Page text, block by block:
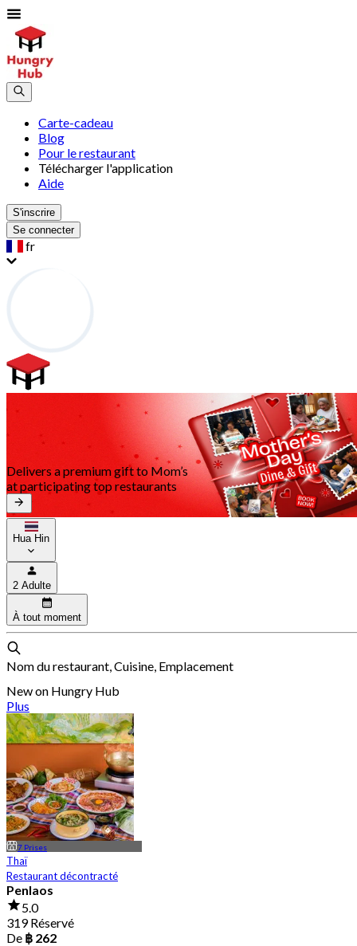
Carte-cadeau
Blog
Pour le restaurant
Télécharger l'application
Aide
S'inscrire
Se connecter
fr
Delivers a premium gift to Mom’s
at participating top restaurants
Hua Hin
2 Adulte
À tout moment
Nom du restaurant, Cuisine, Emplacement
New on Hungry Hub
Plus
7 Prises
Thaï
Restaurant décontracté
Penlaos
5.0
319 Réservé
De ฿ 262